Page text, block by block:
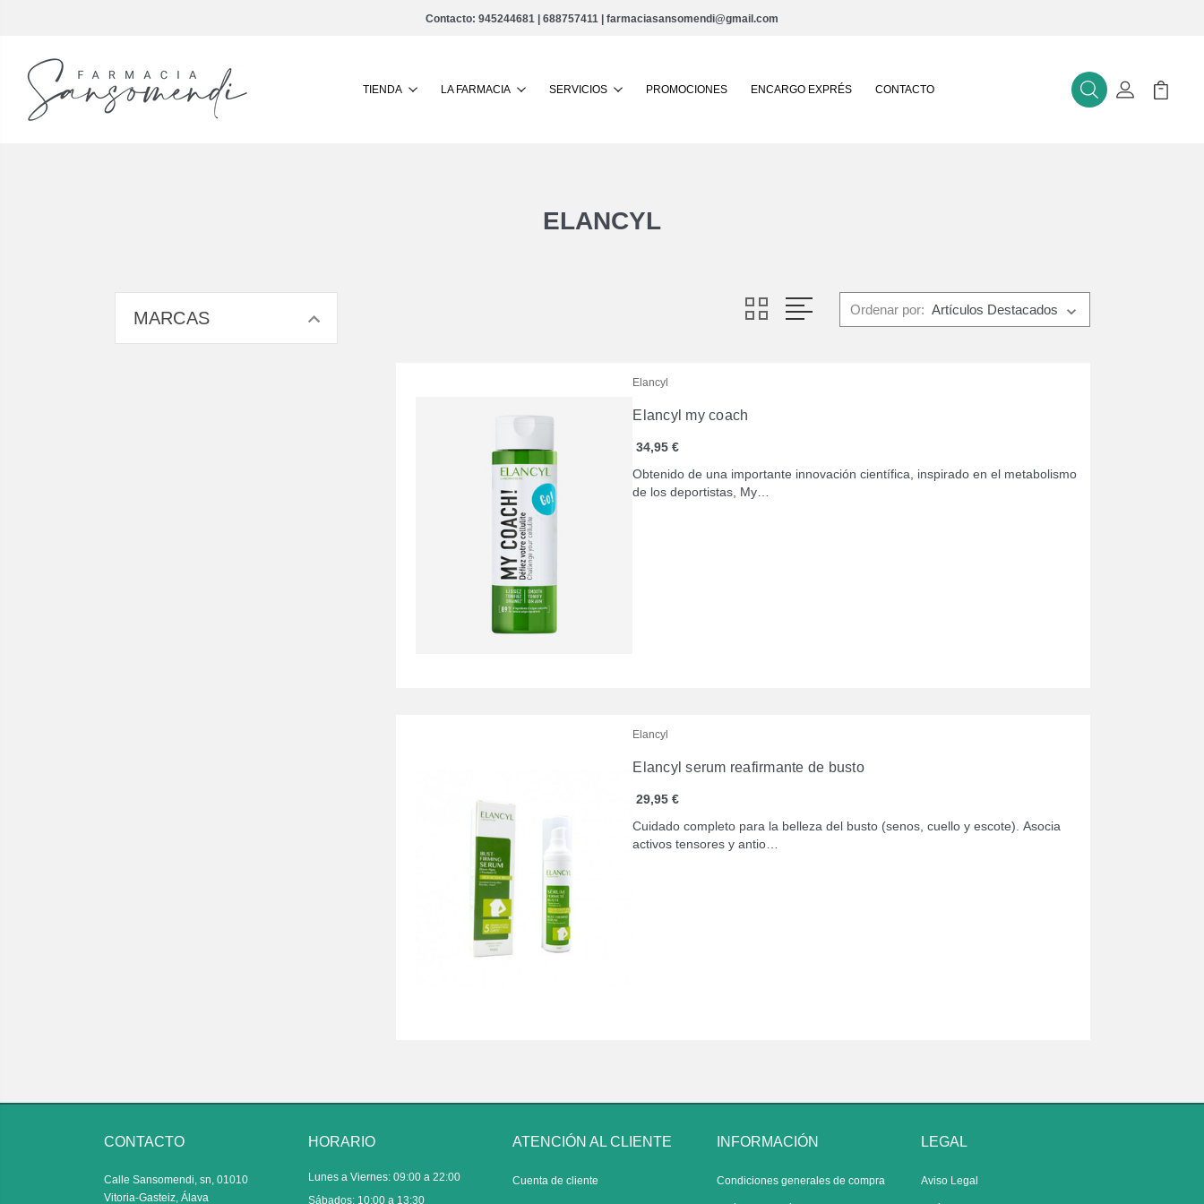
Contacto: 945244681 | 688757411 | farmaciasansomendi@gmail.com
TIENDA LA FARMACIA SERVICIOS PROMOCIONES ENCARGO EXPRÉS CONTACTO BuscarMi Cuenta
Mi
ELANCYL
MARCAS Ordenar por:
Elancyl
Elancyl my coach
34,95 €
Obtenido de una importante innovación científica, inspirado en el metabolismo
de los deportistas, My…
Elancyl
Elancyl serum reafirmante de busto
29,95 €
Cuidado completo para la belleza del busto (senos, cuello y escote). Asocia
activos tensores y antio…
CONTACTO
Calle Sansomendi, sn, 01010
Vitoria-Gasteiz, Álava
HORARIO
Lunes a Viernes: 09:00 a 22:00
Sábados: 10:00 a 13:30
ATENCIÓN AL CLIENTE
Cuenta de cliente
INFORMACIÓN
Condiciones generales de compra
LEGAL
Aviso Legal